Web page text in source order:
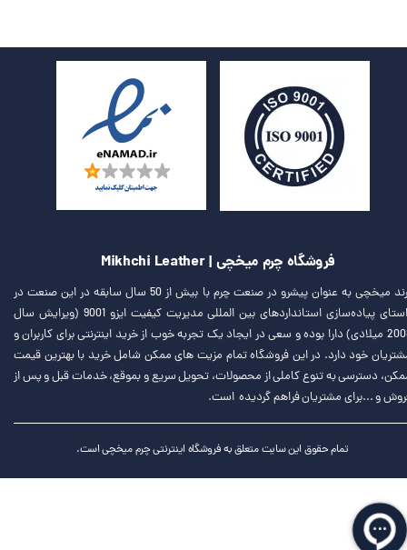
فروشگاه چرم میخچی | Mikhchi Leather
برند میخچی به عنوان پیشرو در صنعت چرم با بیش از 50 سال سابقه در این صنعت در
راستای پیاده‌سازی استانداردهای بین المللی مدیریت کیفیت ایزو 9001 (ویرایش سال
2008 میلادی) دارا بوده و سعی در ایجاد یک تجربه خوب از خرید اینترنتی برای کاربران و
خود دارد. در این فروشگاه تمام مزیت های ممکن شامل خرید با بهترین قیمت
دسترسی به تنوع کاملی از محصولات، تحویل سریع و بموقع، خدمات قبل و پس از
و ...برای مشتریان فراهم گردیده است.
تمام حقوق این سایت متعلق به فروشگاه اینترنتی چرم میخچی است.